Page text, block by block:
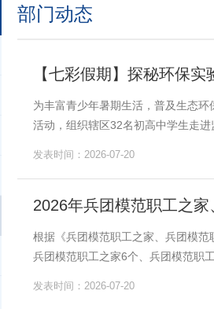
部门动态
【七彩假期】探秘环保
为丰富青少年暑期生活，普及生态
活动，组织辖区32名初高中学生走进
发表时间：2026-07-20
2026年兵团模范职工之
根据《兵团模范职工之家、兵团模
兵团模范职工之家6个、兵团模范职
发表时间：2026-07-20